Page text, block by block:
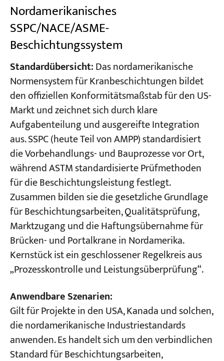
Nordamerikanisches
SSPC/NACE/ASME-
Beschichtungssystem
Standardübersicht:Das nordamerikanische
Normensystem für Kranbeschichtungen bildet
den offiziellen Konformitätsmaßstab für den US-
Markt und zeichnet sich durch klare
Aufgabenteilung und ausgereifte Integration
aus. SSPC (heute Teil von AMPP) standardisiert
die Vorbehandlungs- und Bauprozesse vor Ort,
während ASTM standardisierte Prüfmethoden
für die Beschichtungsleistung festlegt.
Zusammen bilden sie die gesetzliche Grundlage
für Beschichtungsarbeiten, Qualitätsprüfung,
Marktzugang und die Haftungsübernahme für
Brücken- und Portalkrane in Nordamerika.
Kernstück ist ein geschlossener Regelkreis aus
„Prozesskontrolle und Leistungsüberprüfung“.
Anwendbare Szenarien:
Gilt für Projekte in den USA, Kanada und solchen,
die nordamerikanische Industriestandards
anwenden. Es handelt sich um den verbindlichen
Standard für Beschichtungsarbeiten,